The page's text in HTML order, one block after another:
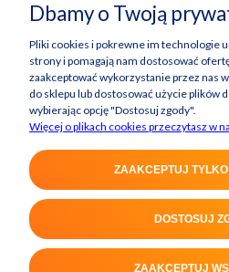
POKAŻ PEŁNĄ
Dbamy o Twoją
Pliki cookies i pokrewne im technologie
strony i pomagają nam dostosować
zaakceptować wykorzystanie przez nas
do sklepu lub dostosować użycie plików
wybierając opcję "Dostosuj zgody".
Więcej o plikach cookies przeczytasz w
ZAAKCEPTUJ
DOSTOSUJ
ZAAKCEPTUJ